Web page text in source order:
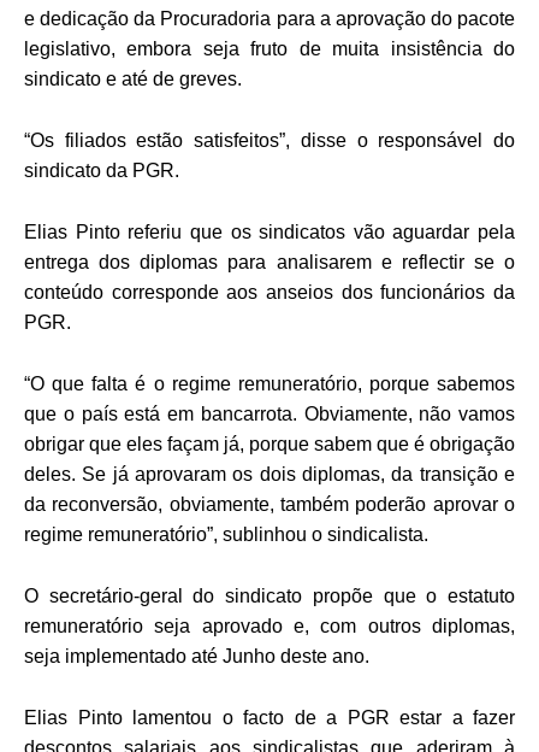
e dedicação da Procuradoria para a aprovação do pacote
legislativo, embora seja fruto de muita insistência do
sindicato e até de greves.
“Os filiados estão satisfeitos”, disse o responsável do
sindicato da PGR.
Elias Pinto referiu que os sindicatos vão aguardar pela
entrega dos diplomas para analisarem e reflectir se o
conteúdo corresponde aos anseios dos funcionários da
PGR.
“O que falta é o regime remuneratório, porque sabemos
que o país está em bancarrota. Obviamente, não vamos
obrigar que eles façam já, porque sabem que é obrigação
deles. Se já aprovaram os dois diplomas, da transição e
da reconversão, obviamente, também poderão aprovar o
regime remuneratório”, sublinhou o sindicalista.
O secretário-geral do sindicato propõe que o estatuto
remuneratório seja aprovado e, com outros diplomas,
seja implementado até Junho deste ano.
Elias Pinto lamentou o facto de a PGR estar a fazer
descontos salariais aos sindicalistas que aderiram à